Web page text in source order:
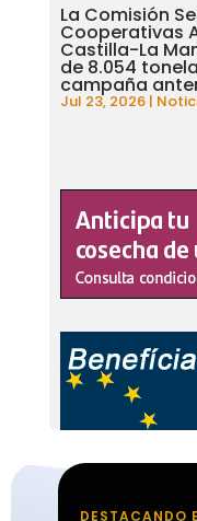
La Comisión
Cooperativas
Castilla-La
de 8.054
campaña
Jul 23, 2026|
DESTACANDO